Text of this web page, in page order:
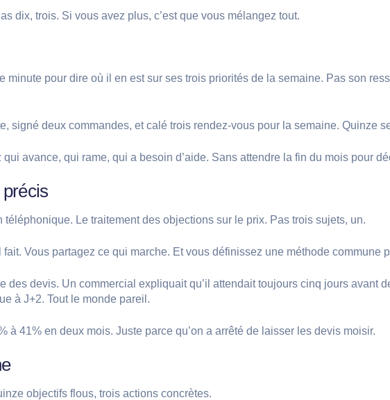
dix, trois. Si vous avez plus, c’est que vous mélangez tout.
pour dire où il en est sur ses trois priorités de la semaine. Pas son
signé deux commandes, et calé trois rendez-vous pour la semaine. Quinze
avance, qui rame, qui a besoin d’aide. Sans attendre la fin du mois pour
Le traitement des objections sur le prix. Pas trois sujets, un.
Vous partagez ce qui marche. Et vous définissez une méthode commune
devis. Un commercial expliquait qu’il attendait toujours cinq jours avant
à J+2. Tout le monde pareil.
à 41% en deux mois. Juste parce qu’on a arrêté de laisser les devis moisir.
objectifs flous, trois actions concrètes.